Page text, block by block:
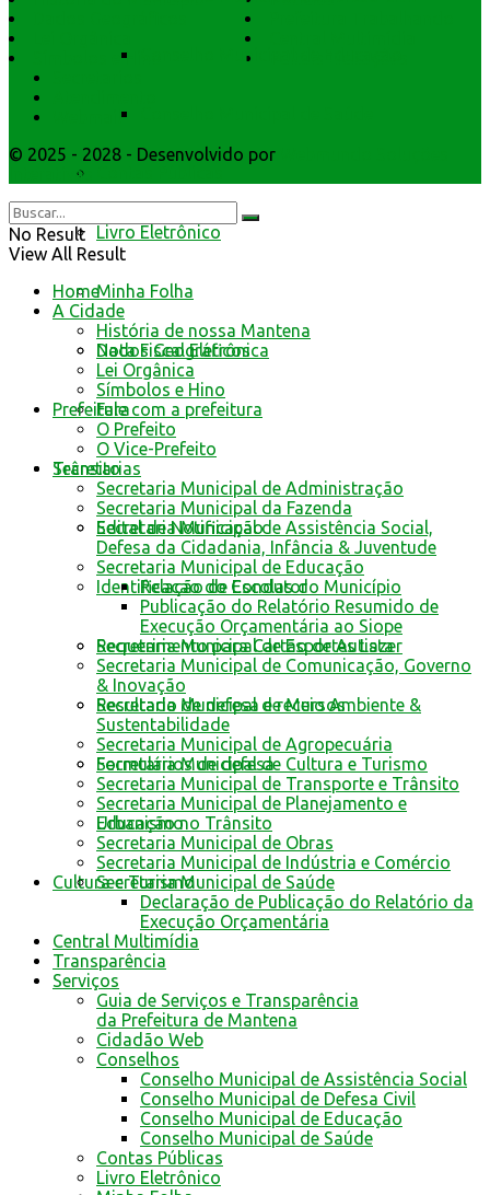
Conselho Municipal de Educação
Livro Eletrônico
Minha Folha
Nota Fiscal Eletrônica
Fale com a prefeitura
Trânsito
Edital de Notificação
Identificacao do Condutor
Requerimento para Cartão de Autista
Resultado de defesa e recursos
Formulários de defesa
Educação no Trânsito
Cultura e Turismo
Símbolos e Hino
© 2025 - 2028 - Desenvolvido por
Interativas
No Result
View All Result
Home
A Cidade
História de nossa Mantena
Dados Geográficos
Lei Orgânica
Símbolos e Hino
Prefeitura
O Prefeito
O Vice-Prefeito
Secretarias
Secretaria Municipal de Administração
Secretaria Municipal da Fazenda
Secretaria Municipal de Assistência Social,
Defesa da Cidadania, Infância & Juventude
Secretaria Municipal de Educação
Relação de Escolas do Município
Publicação do Relatório Resumido de
Execução Orçamentária ao Siope
Secretaria Municipal de Esportes Lazer
Secretaria Municipal de Comunicação, Governo
& Inovação
Secretaria Municipal de Meio Ambiente &
Sustentabilidade
Secretaria Municipal de Agropecuária
Secretaria Municipal de Cultura e Turismo
Secretaria Municipal de Transporte e Trânsito
Secretaria Municipal de Planejamento e
Urbanismo
Secretaria Municipal de Obras
Secretaria Municipal de Indústria e Comércio
Secretaria Municipal de Saúde
Declaração de Publicação do Relatório da
Execução Orçamentária
Central Multimídia
Transparência
Serviços
Guia de Serviços e Transparência
da Prefeitura de Mantena
Cidadão Web
Conselhos
Conselho Municipal de Assistência Social
Conselho Municipal de Defesa Civil
Conselho Municipal de Educação
Conselho Municipal de Saúde
Contas Públicas
Livro Eletrônico